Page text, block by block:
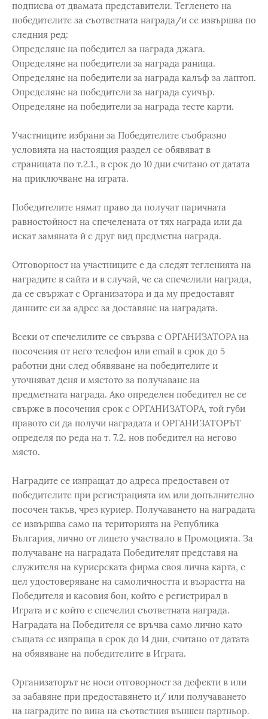
подписва от двамата представители. Тегленето на
победителите за съответната награда/и се извършва по
следния ред:
Определяне на победител за награда джага.
Определяне на победители за награда раница.
Определяне на победители за награда калъф за лаптоп.
Определяне на победители за награда суичър.
Определяне на победители за награда тесте карти.
Участниците избрани за Победителите съобразно
условията на настоящия раздел се обявяват в
страницата по т.2.1., в срок до 10 дни считано от датата
на приключване на играта.
Победителите нямат право да получат паричната
равностойност на спечелената от тях награда или да
искат замяната й с друг вид предметна награда.
Отговорност на участниците е да следят тегленията на
наградите в сайта и в случай, че са спечелили награда,
да се свържат с Организатора и да му предоставят
данните си за адрес за доставяне на наградата.
Всеки от спечелилите се свързва с ОРГАНИЗАТОРА на
посочения от него телефон или email в срок до 5
работни дни след обявяване на победителите и
уточняват деня и мястото за получаване на
предметната награда. Ако определен победител не се
свърже в посочения срок с ОРГАНИЗАТОРА, той губи
правото си да получи наградата и ОРГАНИЗАТОРЪТ
определя по реда на т. 7.2. нов победител на негово
място.
Наградите се изпращат до адреса предоставен от
победителите при регистрацията им или допълнително
посочен такъв, чрез куриер. Получаването на наградата
се извършва само на територията на Република
България, лично от лицето участвало в Промоцията. За
получаване на наградата Победителят представя на
служителя на куриерската фирма своя лична карта, с
цел удостоверяване на самоличността и възрастта на
Победителя и касовия бон, който е регистрирал в
Играта и с който е спечелил съответната награда.
Наградата на Победителя се връчва само лично като
същата се изпраща в срок до 14 дни, считано от датата
на обявяване на победителите в Играта.
Организаторът не носи отговорност за дефекти в или
за забавяне при предоставянето и/ или получаването
на наградите по вина на съответния външен партньор.